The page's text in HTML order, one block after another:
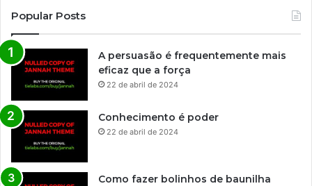
Popular Posts
A persuasão é frequentemente mais
eficaz que a força
22 de abril de 2024
Conhecimento é poder
22 de abril de 2024
Como fazer bolinhos de baunilha